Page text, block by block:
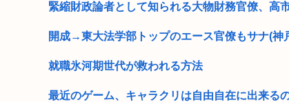
緊縮財政論者として知られる大物財務官僚、高
開成→東大法学部トップのエース官僚もサナ(神
就職氷河期世代が救われる方法
最近のゲーム、キャラクリは自由自在に出来る